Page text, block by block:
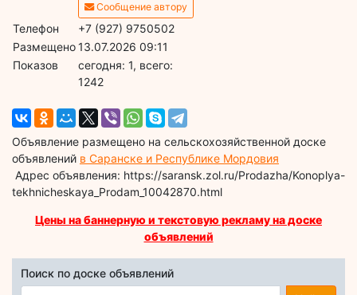
Сообщение автору
Телефон
+7 (927) 9750502
Размещено13.07.2026 09:11
Показов
cегодня: 1, всего:
1242
Объявление размещено на сельскохозяйственной доске
объявлений в Саранске и Республике Мордовия
Адрес объявления: https://saransk.zol.ru/Prodazha/Konoplya-
tekhnicheskaya_Prodam_10042870.html
Цены на баннерную и текстовую рекламу на доске
объявлений
Поиск по доске объявлений